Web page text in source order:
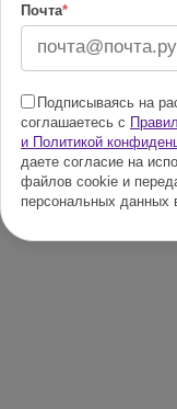
Почта*
Подписываясь на
соглашаетесь с
и Политикой
даете согласие на
файлов cookie и
персональных данных